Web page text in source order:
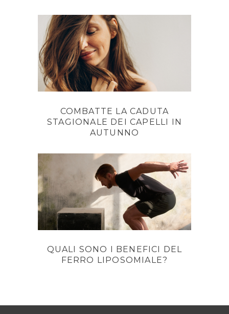
COMBATTE LA CADUTA
STAGIONALE DEI CAPELLI IN
AUTUNNO
QUALI SONO I BENEFICI DEL
FERRO LIPOSOMIALE?